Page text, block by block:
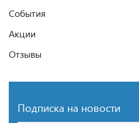
События
Акции
Отзывы
Подписка на новости